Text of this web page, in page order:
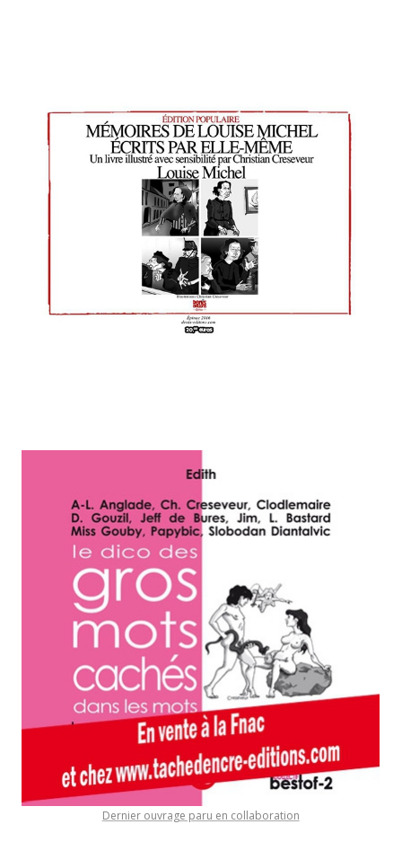
Dernier ouvrage paru en collaboration